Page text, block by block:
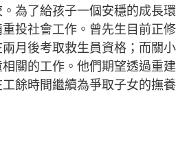
為了給孩子一個安穩的成長環
投社會工作。曾先生目前正修
月後考取救生員資格；而關小
關的工作。他們期望透過重建
餘時間繼續為爭取子女的撫養